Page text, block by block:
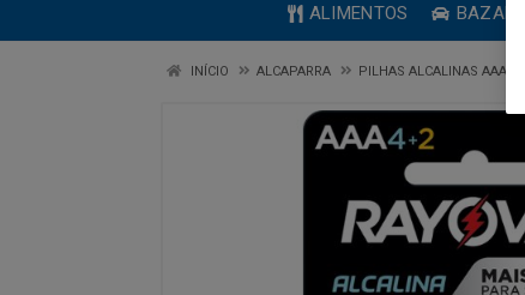
ALIMENTOS BAZAR
INÍCIO ALCAPARRA PILHAS ALCALINAS AAA